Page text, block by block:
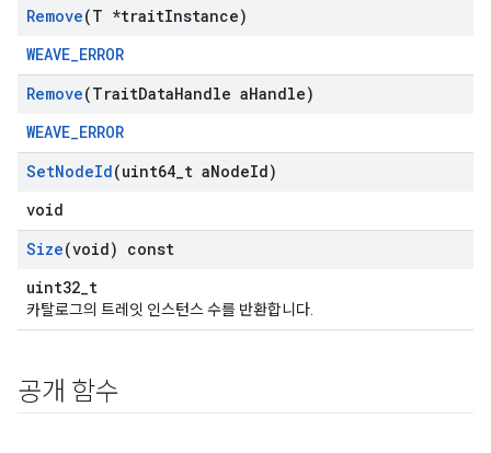
Remove(T *traitInstance)
WEAVE_ERROR
Remove(TraitDataHandle aHandle)
WEAVE_ERROR
SetNodeId(uint64 t aNodeId)
void
Size(void) const
uint32_t
카탈로그의 트레잇 인스턴스 수를 반환합니다.
공개 함수